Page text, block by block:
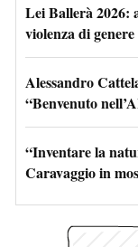
Lei Ballerà 2026:
violenza di
Alessandro
“Benvenuto
“Inventare la
Caravaggio in